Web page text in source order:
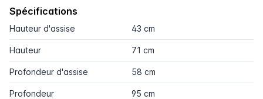
Spécifications
Hauteur d'assise 43 cm
Hauteur 71 cm
Profondeur d'assise 58 cm
Profondeur 95 cm